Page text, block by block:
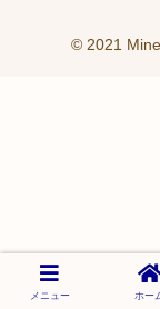
© 2021
メニュー ホー